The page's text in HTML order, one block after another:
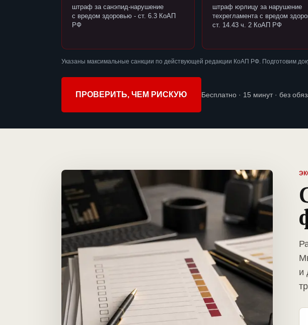
штраф за санэпид-нарушение
с вредом здоровью - ст. 6.3 КоАП
РФ
штраф юрлицу за нарушение
техрегламента с вредом
ст. 14.43 ч. 2 КоАП РФ
Указаны максимальные санкции по действующей редакции КоАП РФ. Подготовим
ПРОВЕРИТЬ, ЧЕМ РИСКУЮ Бесплатно · 15 минут · без
и